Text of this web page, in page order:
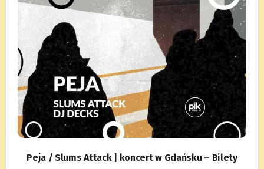
Peja / Slums Attack | koncert w Gdańsku – Bilety